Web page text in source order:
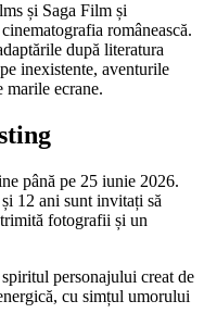
și Saga Film și
românească.
după literatura
inexistente, aventurile
ecrane.
până pe 25 iunie 2026.
12 ani sunt invitați să
fotografii și un
personajului creat de
cu simțul umorului